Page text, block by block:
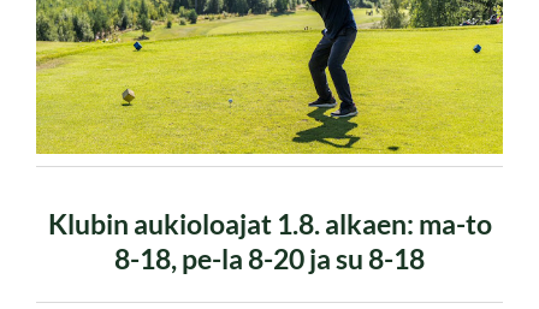
Klubin aukioloajat 1.8. alkaen: ma-to
8-18, pe-la 8-20 ja su 8-18